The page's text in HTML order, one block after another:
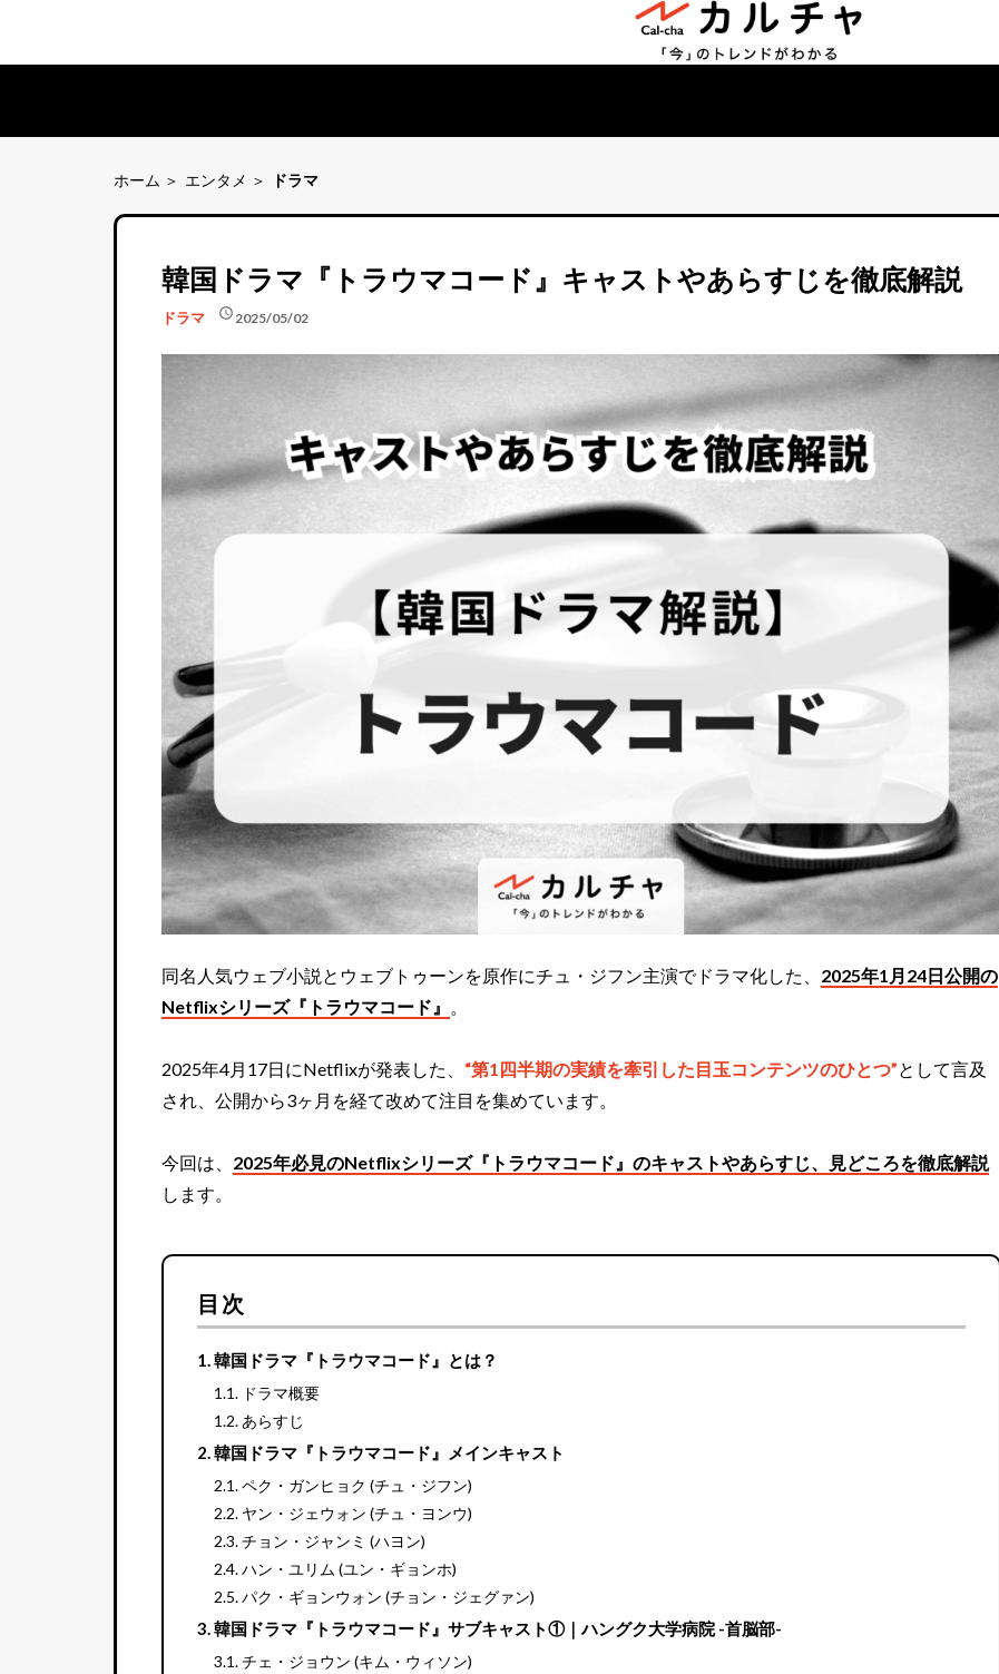
ホーム エンタメ ドラマ
韓国ドラマ『トラウマコード』キャストやあらすじを徹底解説
ドラマ schedule2025/05/02
同名人気ウェブ小説とウェブトゥーンを原作にチュ・ジフン主演でドラマ化した、 2025年1月24日公開の
Netflixシリーズ『トラウマコード』 。
2025年4月17日にNetflixが発表した、 “第1四半期の実績を牽引した目玉コンテンツのひとつ”として言及
され、公開から3ヶ月を経て改めて注目を集めています。
今回は、 2025年必見のNetflixシリーズ『トラウマコード』のキャストやあらすじ、見どころを徹底解説
します。
目次
韓国ドラマ『トラウマコード』とは？
ドラマ概要
あらすじ
韓国ドラマ『トラウマコード』メインキャスト
ペク・ガンヒョク (チュ・ジフン)
ヤン・ジェウォン (チュ・ヨンウ)
チョン・ジャンミ (ハヨン)
ハン・ユリム (ユン・ギョンホ)
パク・ギョンウォン (チョン・ジェグァン)
韓国ドラマ『トラウマコード』サブキャスト①｜ハングク大学病院 -首脳部-
チェ・ジョウン (キム・ウィソン)